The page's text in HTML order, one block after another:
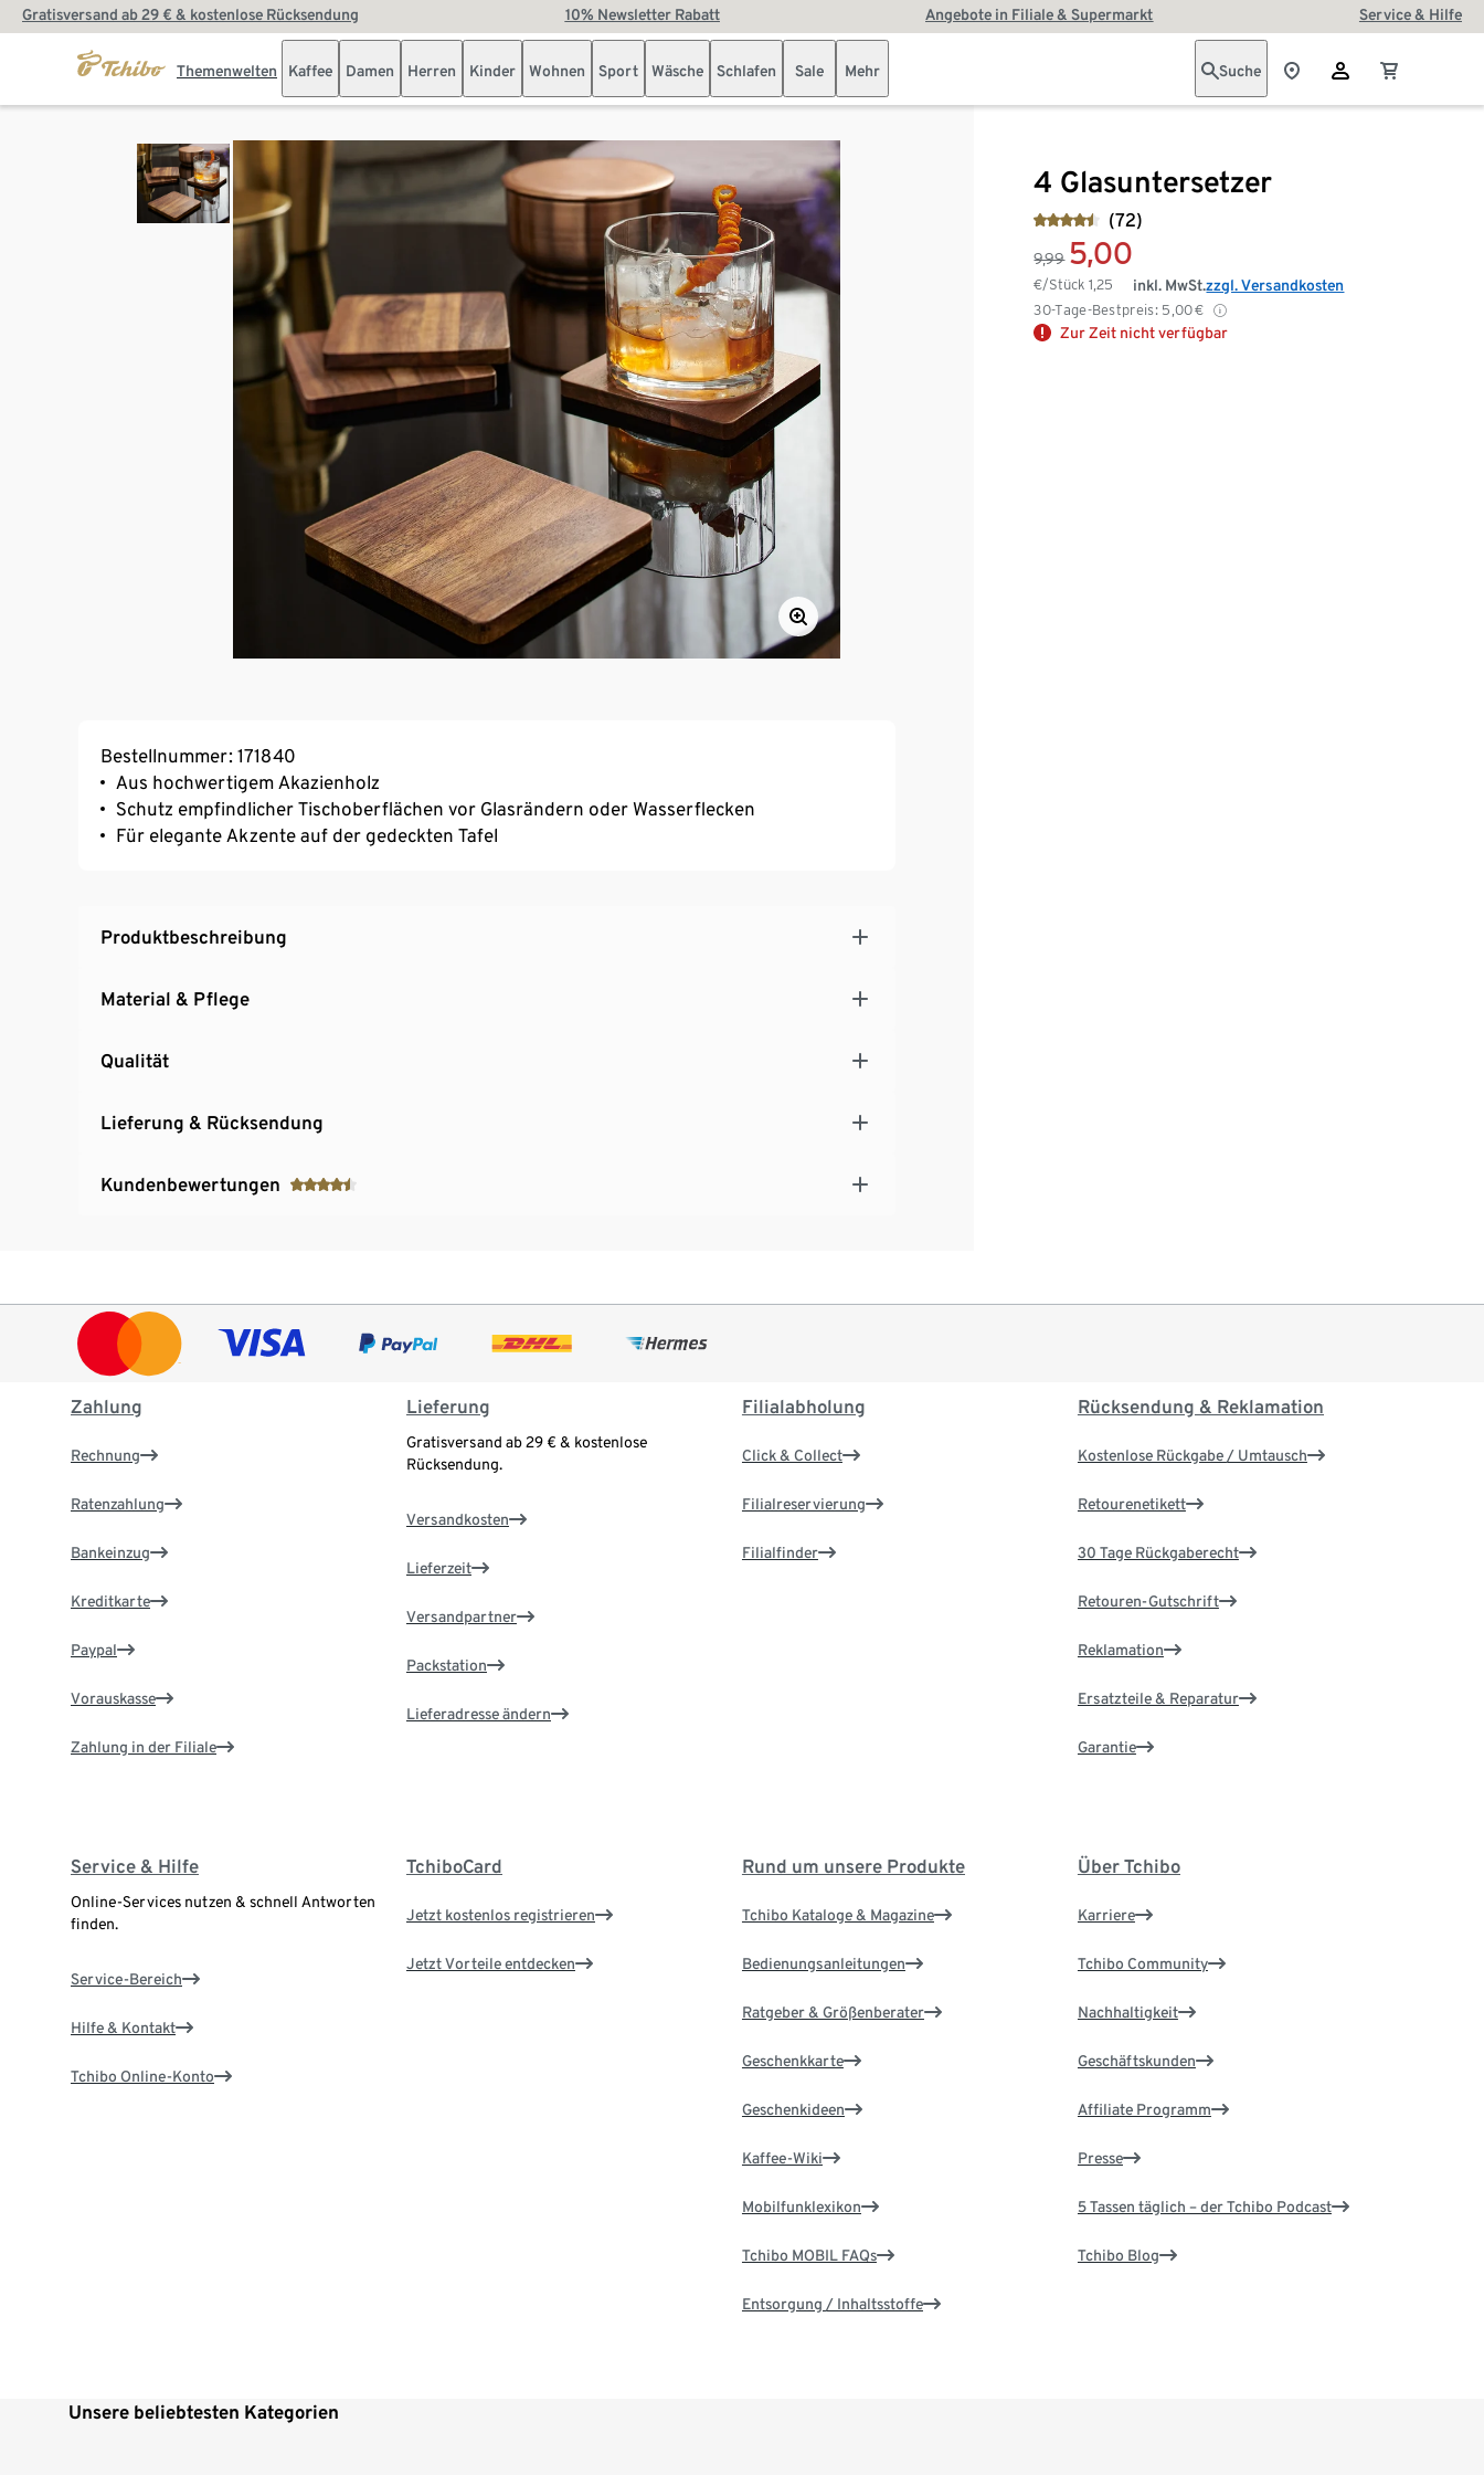
Gratisversand ab 29 € & kostenlose Rücksendung 10% Newsletter Rabatt Angebote in Filiale & Supermarkt Service & Hilfe
Themenwelten Kaffee Damen Herren Kinder Wohnen Sport Wäsche Schlafen Sale Mehr Suche
4 Glasuntersetzer
(72)
9,99 5,00
€/Stück1,25
30-Tage-Bestpreis: 5,00€
inkl. MwSt.zzgl. Versandkosten
Zur Zeit nicht verfügbar
Bestellnummer: 171840
Aus hochwertigem Akazienholz
Schutz empfindlicher Tischoberflächen vor Glasrändern oder Wasserflecken
Für elegante Akzente auf der gedeckten Tafel
Produktbeschreibung
Material & Pflege
Qualität
Lieferung & Rücksendung
Kundenbewertungen
Zahlung
Rechnung
Ratenzahlung
Bankeinzug
Kreditkarte
Paypal
Vorauskasse
Zahlung in der Filiale
Lieferung
Gratisversand ab 29 € & kostenlose
Rücksendung.
Versandkosten
Lieferzeit
Versandpartner
Packstation
Lieferadresse ändern
Filialabholung
Click & Collect
Filialreservierung
Filialfinder
Rücksendung & Reklamation
Kostenlose Rückgabe / Umtausch
Retourenetikett
30 Tage Rückgaberecht
Retouren-Gutschrift
Reklamation
Ersatzteile & Reparatur
Garantie
Service & Hilfe
Online-Services nutzen & schnell Antworten
finden.
Service-Bereich
Hilfe & Kontakt
Tchibo Online-Konto
TchiboCard
Jetzt kostenlos registrieren
Jetzt Vorteile entdecken
Rund um unsere Produkte
Tchibo Kataloge & Magazine
Bedienungsanleitungen
Ratgeber & Größenberater
Geschenkkarte
Geschenkideen
Kaffee-Wiki
Mobilfunklexikon
Tchibo MOBIL FAQs
Entsorgung / Inhaltsstoffe
Über Tchibo
Karriere
Tchibo Community
Nachhaltigkeit
Geschäftskunden
Affiliate Programm
Presse
5 Tassen täglich – der Tchibo Podcast
Tchibo Blog
Unsere beliebtesten Kategorien